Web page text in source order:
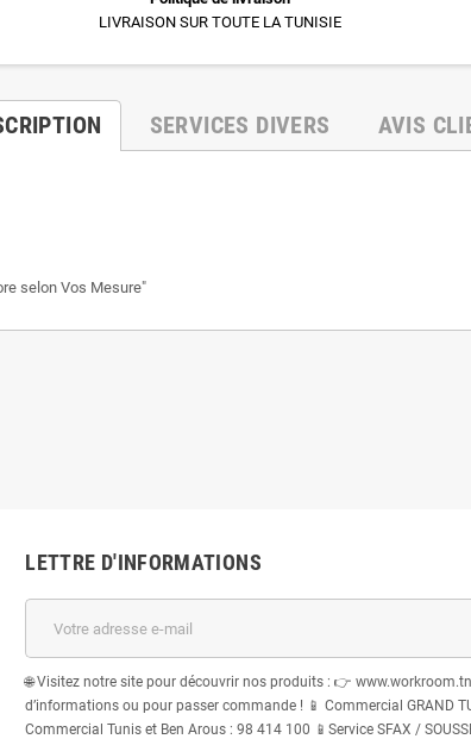
LIVRAISON SUR TOUTE LA TUNISIE
SERVICES DIVERS AVIS
selon Vos Mesure"
LETTRE D'INFORMATIONS
🌐 Visitez notre site pour découvrir nos produits : 👉
d’informations ou pour passer commande ! 📱 Commercial GRAND
Commercial Tunis et Ben Arous : 98 414 100 📱Service SFAX /